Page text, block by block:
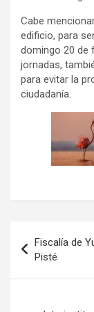
Cabe
edificio, para
domingo 20 de
jornadas,
para evitar la
ciudadanía.
de
entradas
Fiscalía de
Pisté